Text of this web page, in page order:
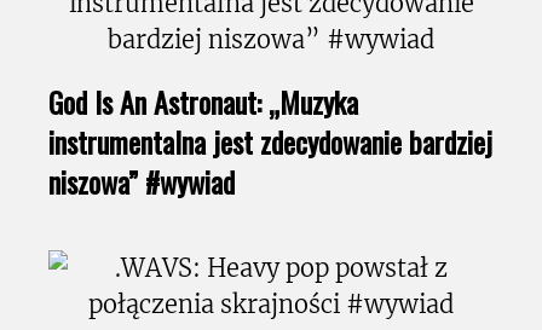
God Is An Astronaut: „Muzyka
instrumentalna jest zdecydowanie bardziej
niszowa” #wywiad